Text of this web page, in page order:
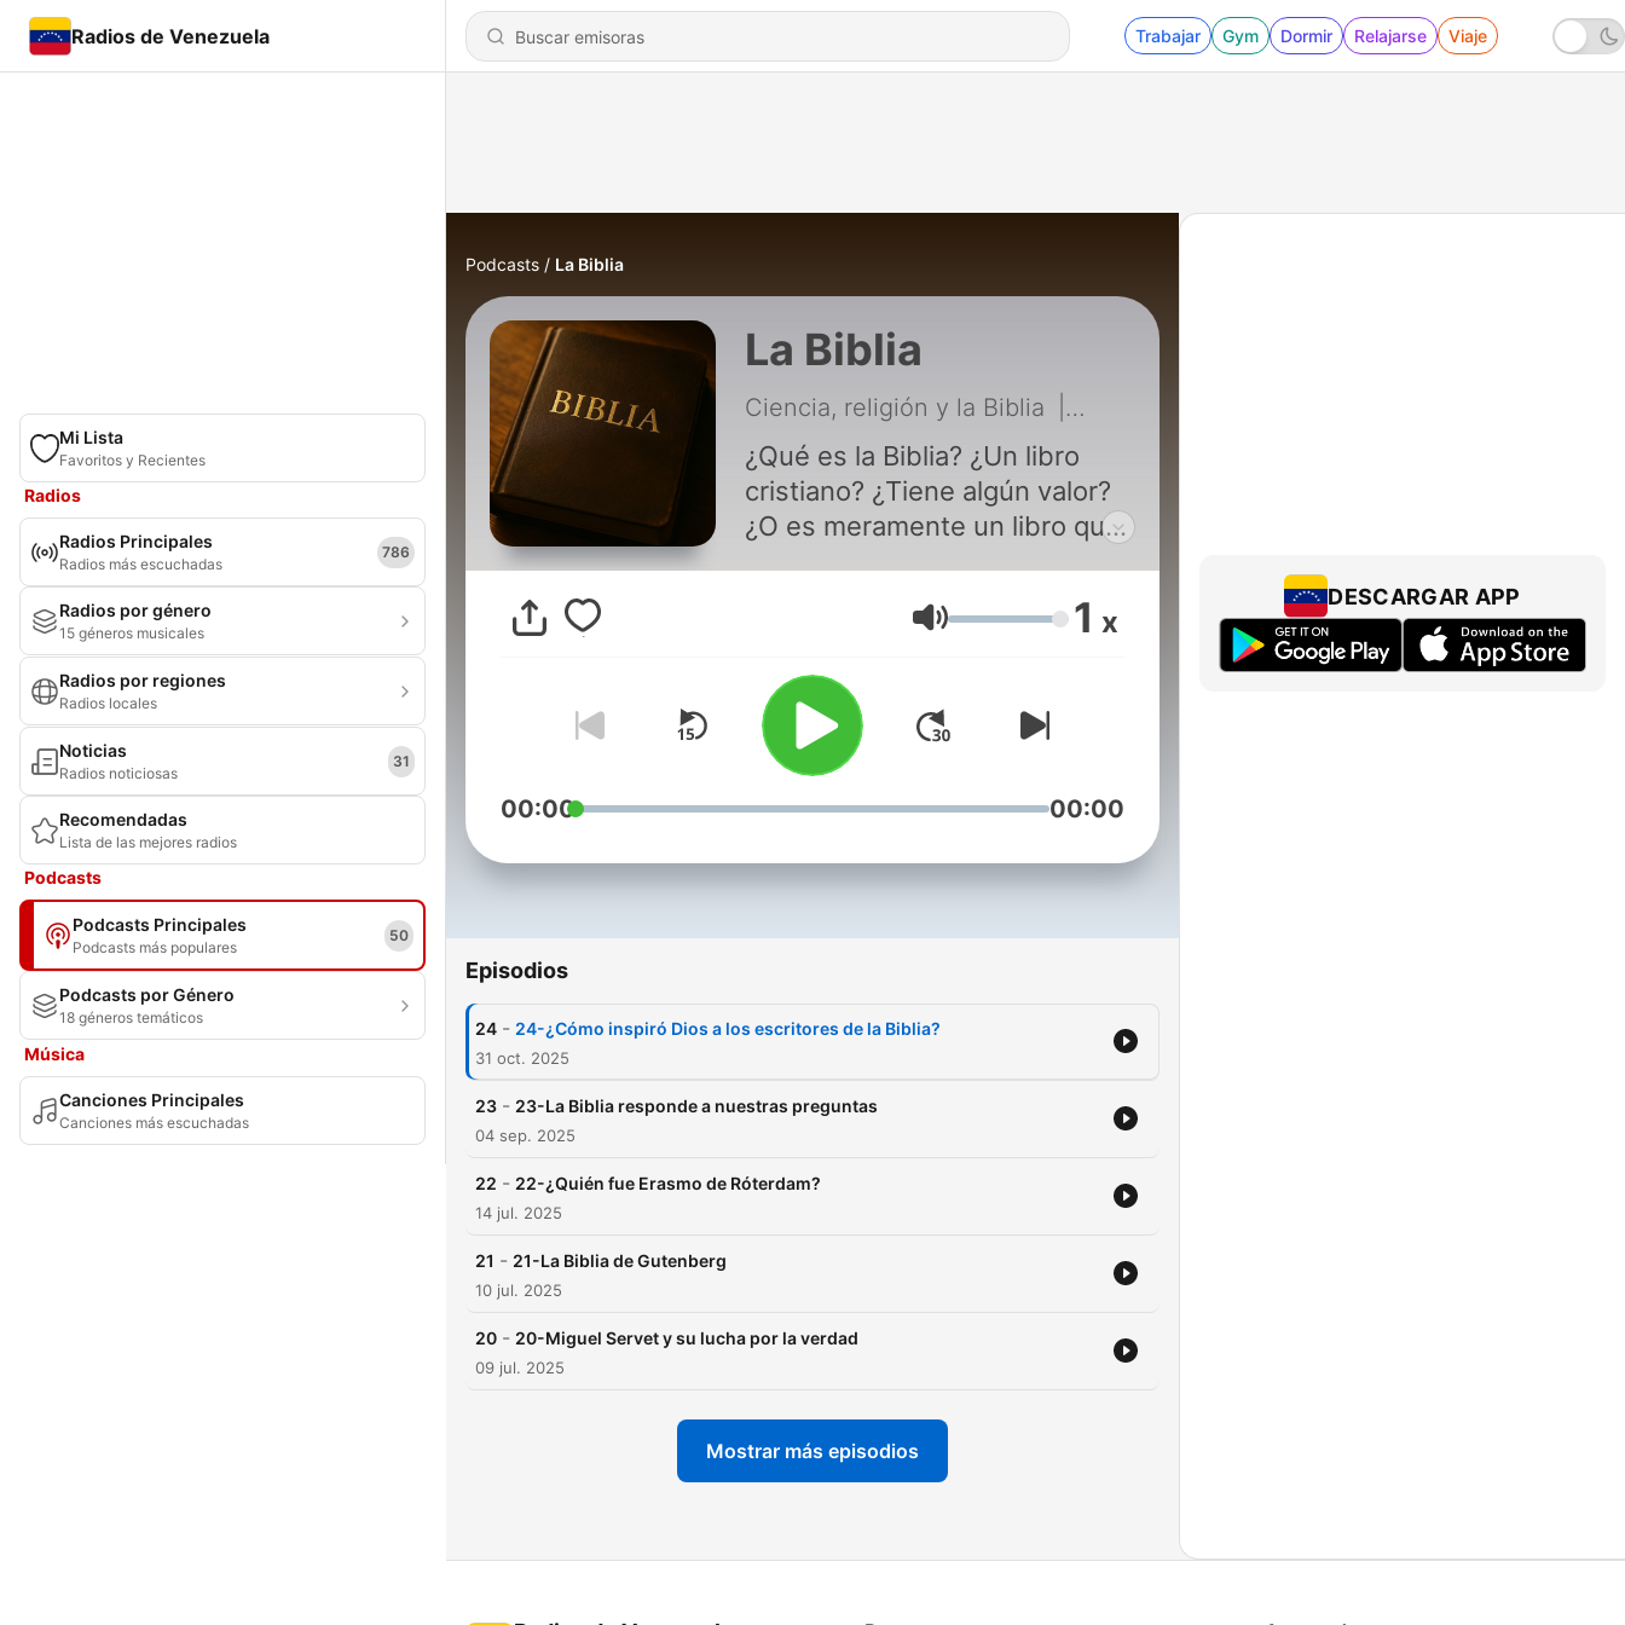
Radios de Venezuela Trabajar Gym Dormir Relajarse Viaje
Mi Lista
Favoritos y Recientes
Radios
Radios Principales
Radios más escuchadas
786
Radios por género
15 géneros musicales
Radios por regiones
Radios locales
Noticias
Radios noticiosas
31
Recomendadas
Lista de las mejores radios
Podcasts
Podcasts Principales
Podcasts más populares
50
Podcasts por Género
18 géneros temáticos
Música
Canciones Principales
Canciones más escuchadas
Podcasts La Biblia
La Biblia
Ciencia, religión y la Biblia 24 - 24-¿Cómo inspiró Dios a los escritores
¿Qué es la Biblia? ¿Un libro
cristiano? ¿Tiene algún valor?
¿O es meramente un libro que
Volumen 1 x
00:00 00:00
Episodios
24 - 24-¿Cómo inspiró Dios a los escritores de la Biblia?
31 oct. 2025
23 - 23-La Biblia responde a nuestras preguntas
04 sep. 2025
22 - 22-¿Quién fue Erasmo de Róterdam?
14 jul. 2025
21 - 21-La Biblia de Gutenberg
10 jul. 2025
20 - 20-Miguel Servet y su lucha por la verdad
09 jul. 2025
Mostrar más episodios
DESCARGAR APP